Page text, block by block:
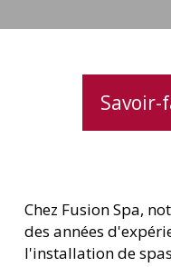
Savoir-
Chez Fusion Spa,
des années
l'installation de